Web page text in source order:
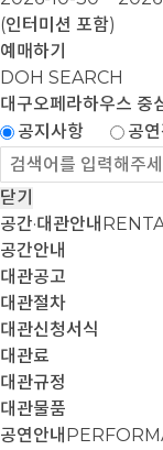
(인터미션 포함)
예매하기
DOH SEARCH
대구오페라하우스 중
공지사항
공
닫기
공간·대관안내
공간안내
대관공고
대관절차
대관신청서식
대관료
대관규정
대관물품
공연안내